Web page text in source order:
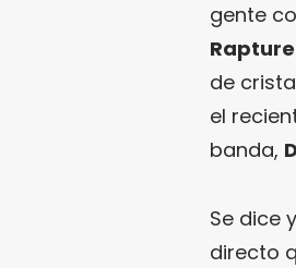
gente
Rapture
de
el
banda,
Se dice
directo